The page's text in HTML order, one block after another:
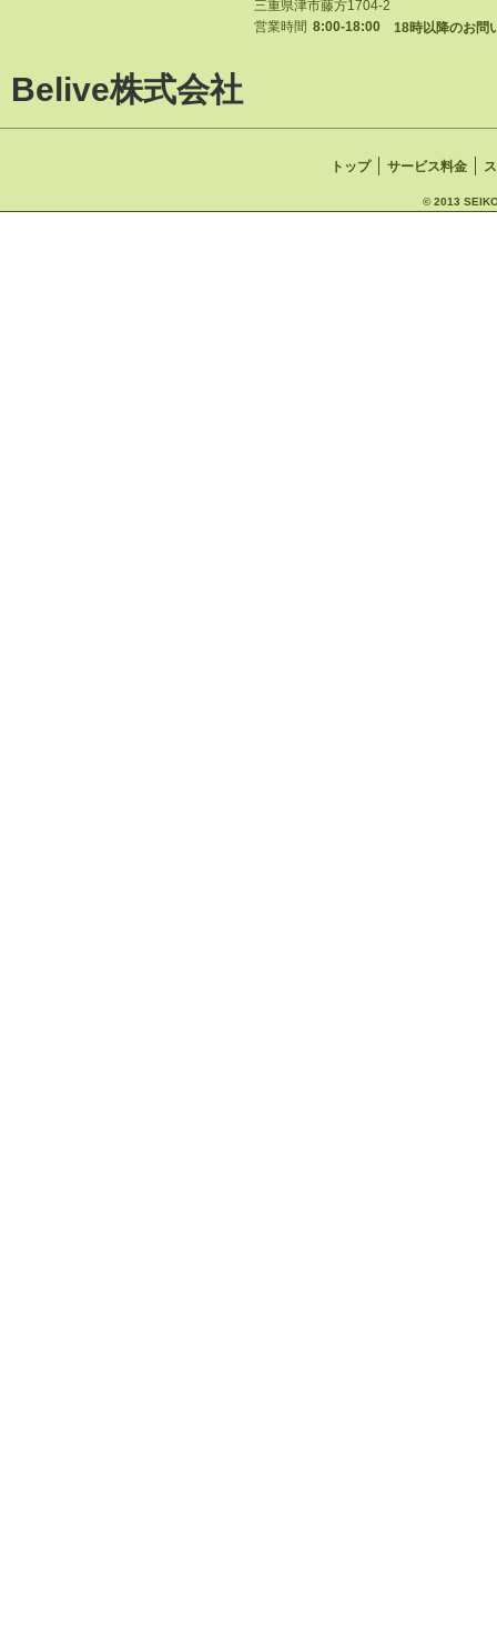
Belive株式会社
三重県津市藤方1704-2
営業時間 8:00-18:00 18時以降のお問
トップ サービス料金
© 2013